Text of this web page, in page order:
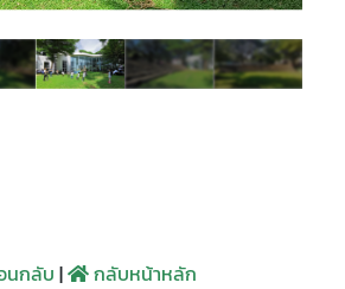
กลับ | กลับหน้าหลัก